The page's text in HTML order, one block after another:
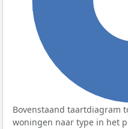
Bovenstaand taartdiagram
woningen naar type in het